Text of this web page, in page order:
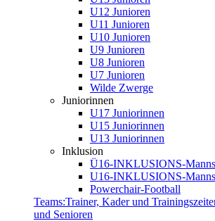
U12 Junioren
U11 Junioren
U10 Junioren
U9 Junioren
U8 Junioren
U7 Junioren
Wilde Zwerge
Juniorinnen
U17 Juniorinnen
U15 Juniorinnen
U13 Juniorinnen
Inklusion
Ü16-INKLUSIONS-
U16-INKLUSIONS-
Powerchair-Football
Teams:Trainer, Kader und
und Senioren